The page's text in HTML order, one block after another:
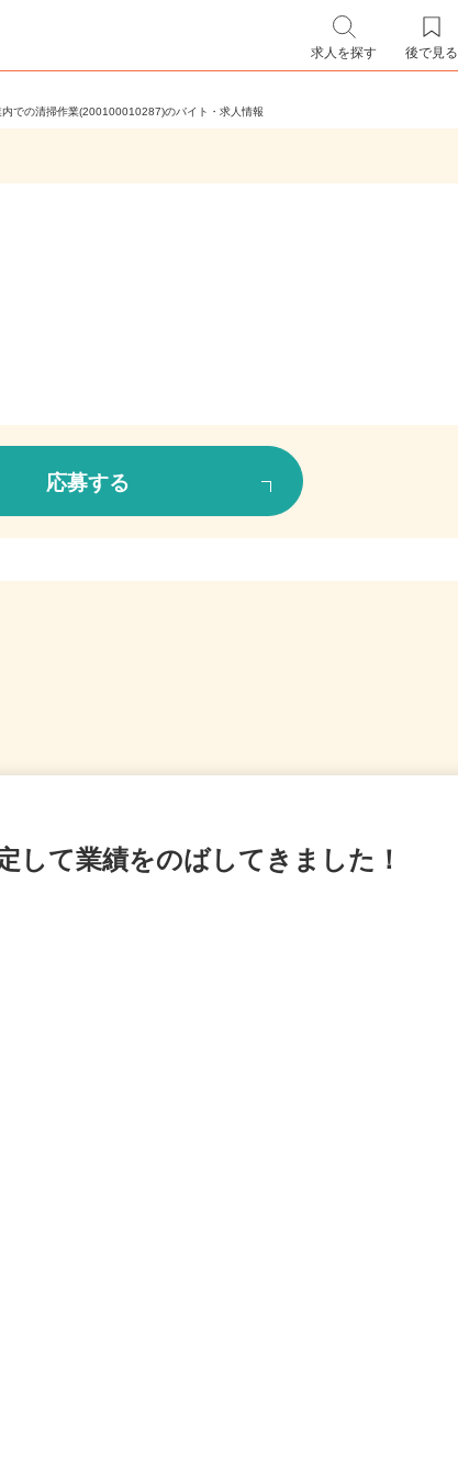
求人を探す 後で見る
内での清掃作業(200100010287)のバイト・求人情報
応募する
して業績をのばしてきました！